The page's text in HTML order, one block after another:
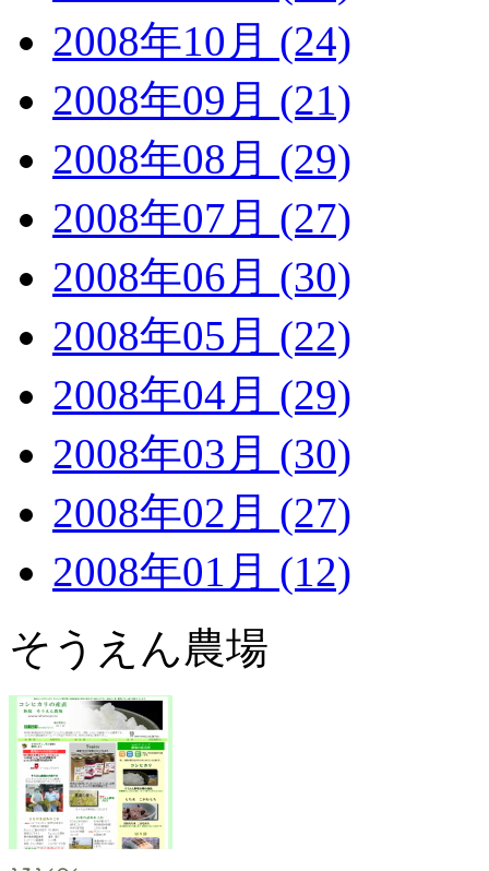
2008年10月 (24)
2008年09月 (21)
2008年08月 (29)
2008年07月 (27)
2008年06月 (30)
2008年05月 (22)
2008年04月 (29)
2008年03月 (30)
2008年02月 (27)
2008年01月 (12)
そうえん農場